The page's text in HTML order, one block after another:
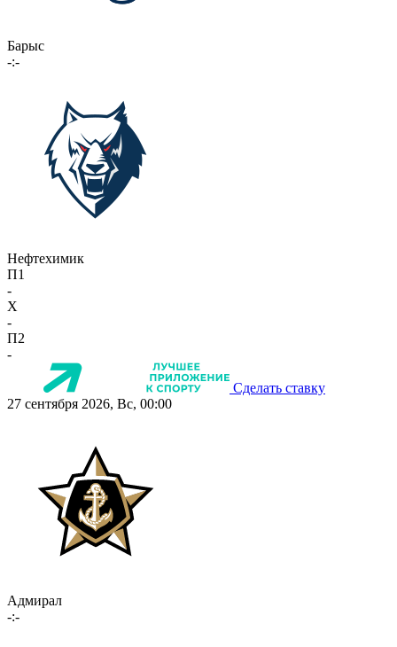
Барыс
-:-
Нефтехимик
П1
-
X
-
П2
-
Сделать ставку
27 сентября 2026, Вс, 00:00
Адмирал
-:-